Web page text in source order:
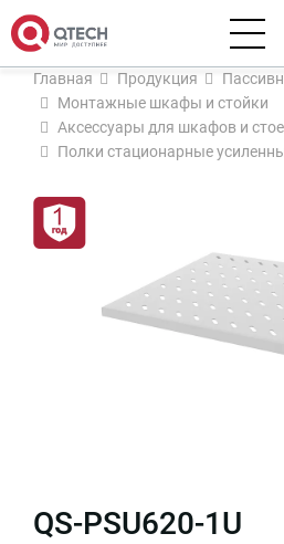
Главная Продукция
Монтажные шкафы и стойки
Аксессуары для шкафов и
Полки стационарные
QS-PSU620-1U